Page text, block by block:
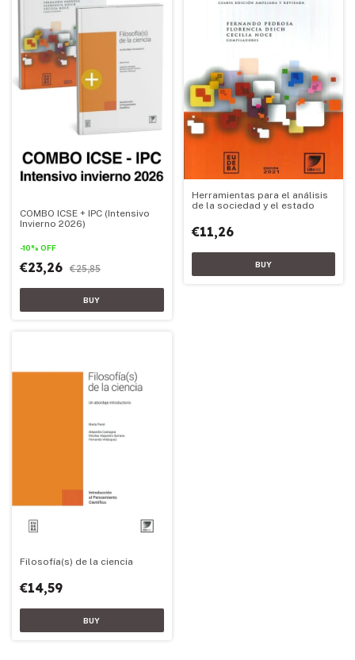
COMBO ICSE + IPC (Intensivo
Invierno 2026)
-10% OFF
€23,26 €25,85
Herramientas para el análisis
de la sociedad y el estado
€11,26
Filosofía(s) de la ciencia
€14,59